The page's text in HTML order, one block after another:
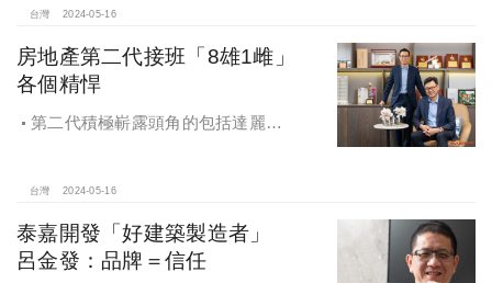
台灣 2024-05-16
房地產第二代接班「8雄1雌」
各個精悍
第二代積極嶄露頭角的包括達麗建
發吳泓瑩、京城建設蔡曜鴻、甲山林
祝藝、郡都建設唐承、漢皇建設孫鼎
翔等
台灣 2024-05-16
泰嘉開發「好建築製造者」
呂金發：品牌＝信任